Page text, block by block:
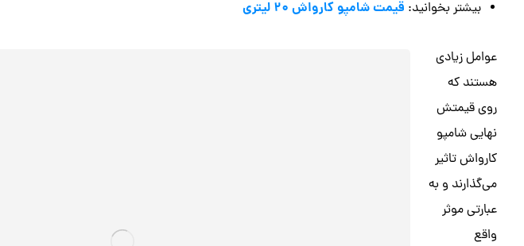
بیشتر بخوانید: قیمت شامپو کارواش ۲۰ لیتری
عوامل زیادی
هستند که
روی قیمتش
نهایی شامپو
کارواش تاثیر
می‌گذارند و به
عبارتی موثر
واقع